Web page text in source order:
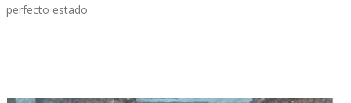
perfecto estado